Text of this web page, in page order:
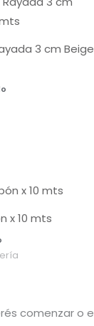
3 cm Beige
x 10 mts
comenzar o